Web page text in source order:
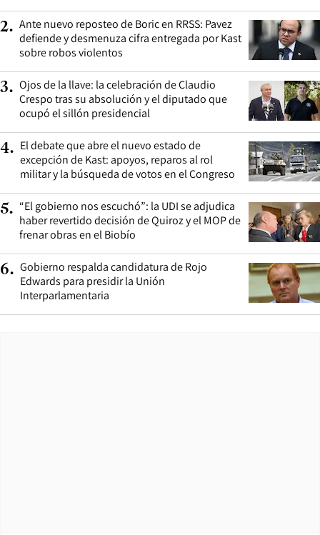
2. Ante nuevo reposteo de Boric en RRSS: Pavez
defiende y desmenuza cifra entregada por Kast
sobre robos violentos
3. Ojos de la llave: la celebración de Claudio
Crespo tras su absolución y el diputado que
ocupó el sillón presidencial
4. El debate que abre el nuevo estado de
excepción de Kast: apoyos, reparos al rol
militar y la búsqueda de votos en el Congreso
5. “El gobierno nos escuchó”: la UDI se adjudica
haber revertido decisión de Quiroz y el MOP de
frenar obras en el Biobío
6. Gobierno respalda candidatura de Rojo
Edwards para presidir la Unión
Interparlamentaria